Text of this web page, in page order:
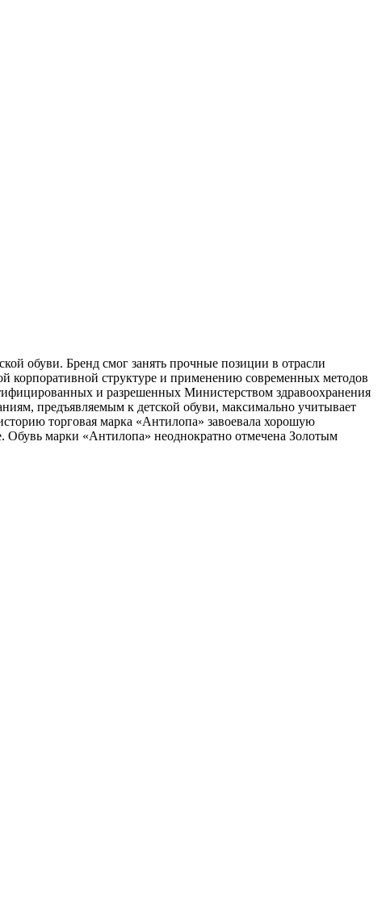
обуви. Бренд смог занять прочные позиции в отрасли
корпоративной структуре и применению современных методов
и разрешенных Министерством здравоохранения
предъявляемым к детской обуви, максимально учитывает
торговая марка «Антилопа» завоевала хорошую
Обувь марки «Антилопа» неоднократно отмечена Золотым